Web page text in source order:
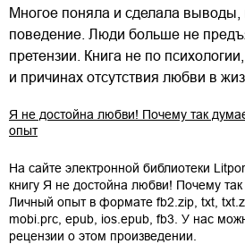
Многое поняла и сделала выводы,
поведение. Люди больше не
претензии. Книга не по
и причинах отсутствия любви в
Я не достойна любви! Почему так
опыт
На сайте электронной библиотеки
книгу Я не достойна любви! Почему
Личный опытв формате fb2.zip txt
mobi.prc epub ios.epub fb3 . У нас
рецензии о этом произведении.